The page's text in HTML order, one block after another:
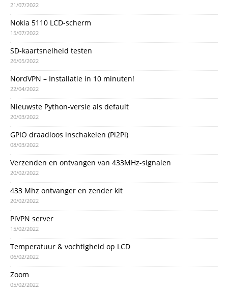
21/07/2022
Nokia 5110 LCD-scherm
15/07/2022
SD-kaartsnelheid testen
26/05/2022
NordVPN – Installatie in 10 minuten!
22/04/2022
Nieuwste Python-versie als default
20/03/2022
GPIO draadloos inschakelen (Pi2Pi)
08/03/2022
Verzenden en ontvangen van 433MHz-signalen
20/02/2022
433 Mhz ontvanger en zender kit
20/02/2022
PiVPN server
15/02/2022
Temperatuur & vochtigheid op LCD
06/02/2022
Zoom
05/02/2022